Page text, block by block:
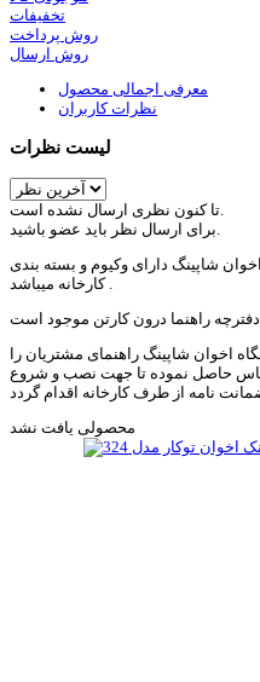
تخفیفات
روش پرداخت
روش ارسال
معرفی اجمالی محصول
نظرات کاربران
لیست نظرات
شاپینگ دارای وکیوم و بسته بندی
کارخانه میباشد .
اخوان شاپینگ راهنمای مشتریان را
تماس حاصل نموده تا جهت نصب و شروع
محصولی یافت نشد